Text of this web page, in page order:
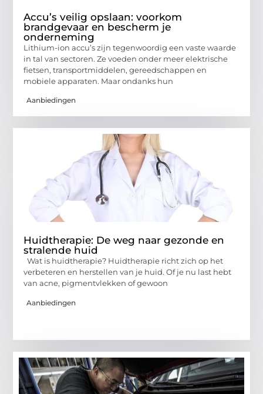
Accu’s veilig opslaan: voorkom
brandgevaar en bescherm je
onderneming
Lithium-ion accu’s zijn tegenwoordig een vaste waarde
in tal van sectoren. Ze voeden onder meer elektrische
fietsen, transportmiddelen, gereedschappen en
mobiele apparaten. Maar ondanks hun
Aanbiedingen
Huidtherapie: De weg naar gezonde en
stralende huid
Wat is huidtherapie? Huidtherapie richt zich op het
verbeteren en herstellen van je huid. Of je nu last hebt
van acne, pigmentvlekken of gewoon
Aanbiedingen